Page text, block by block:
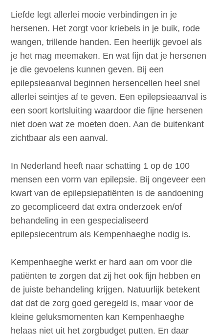
Liefde legt allerlei mooie verbindingen in je
hersenen. Het zorgt voor kriebels in je buik, rode
wangen, trillende handen. Een heerlijk gevoel als
je het mag meemaken. En wat fijn dat je hersenen
je die gevoelens kunnen geven. Bij een
epilepsieaanval beginnen hersencellen heel snel
allerlei seintjes af te geven. Een epilepsieaanval is
een soort kortsluiting waardoor die fijne hersenen
niet doen wat ze moeten doen. Aan de buitenkant
zichtbaar als een aanval.
In Nederland heeft naar schatting 1 op de 100
mensen een vorm van epilepsie. Bij ongeveer een
kwart van de epilepsiepatiënten is de aandoening
zo gecompliceerd dat extra onderzoek en/of
behandeling in een gespecialiseerd
epilepsiecentrum als Kempenhaeghe nodig is.
Kempenhaeghe werkt er hard aan om voor die
patiënten te zorgen dat zij het ook fijn hebben en
de juiste behandeling krijgen. Natuurlijk betekent
dat dat de zorg goed geregeld is, maar voor de
kleine geluksmomenten kan Kempenhaeghe
helaas niet uit het zorgbudget putten. En daar